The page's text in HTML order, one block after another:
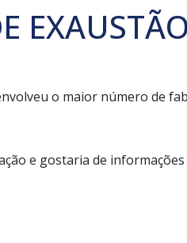
o maior número de
e gostaria de